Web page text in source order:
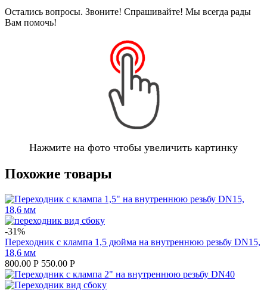
Остались вопросы. Звоните! Спрашивайте! Мы всегда рады
Вам помочь!
Нажмите на фото чтобы увеличить картинку
Похожие товары
-31%
Переходник с клампа 1,5 дюйма на внутреннюю резьбу DN15,
18,6 мм
800.00 Р 550.00 Р